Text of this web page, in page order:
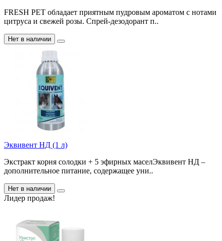
FRESH PET обладает приятным пудровым ароматом с нотами
цитруса и свежей розы. Спрей-дезодорант п..
Нет в наличии
Эквивент НД (1 л)
Экстракт корня солодки + 5 эфирных маселЭквивент НД –
дополнительное питание, содержащее уни..
Нет в наличии
Лидер продаж!